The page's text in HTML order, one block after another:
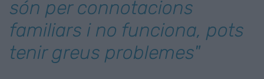
són per connotacions
familiars i no funciona, pots
tenir greus problemes"